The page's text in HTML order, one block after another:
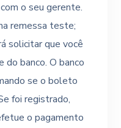
o seu gerente.
remessa teste;
solicitar que você
banco. O banco
se o boleto
foi registrado,
o pagamento